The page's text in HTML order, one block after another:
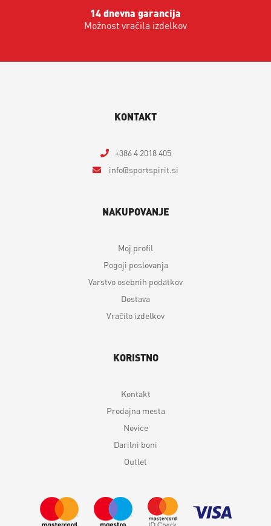
14 dnevna garancija
Možnost vračila izdelkov
KONTAKT
+386 4 2018 405
info
sportspirit.si
NAKUPOVANJE
Moj profil
Pogoji poslovanja
Varstvo osebnih podatkov
Dostava
Vračilo izdelkov
KORISTNO
Kontakt
Prodajna mesta
Novice
Darilni boni
Outlet